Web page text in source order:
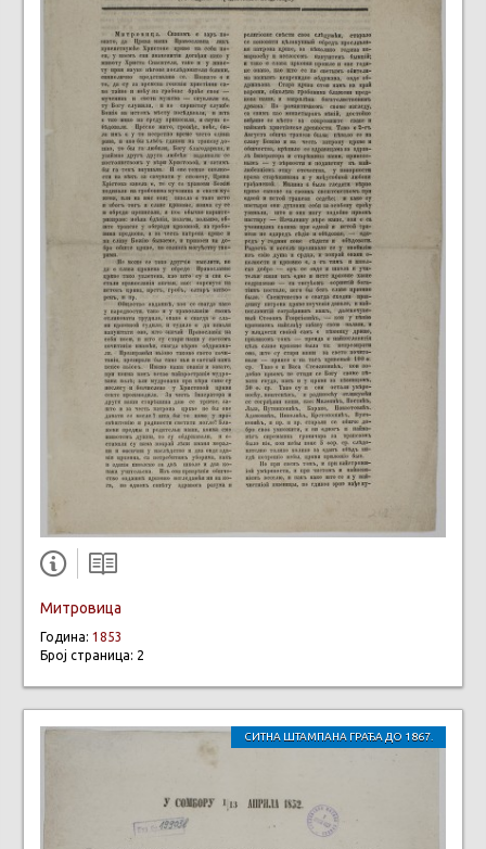
Митровица
Година: 1853
Број страница: 2
СИТНА ШТАМПАНА ГРАЂА ДО 1867.